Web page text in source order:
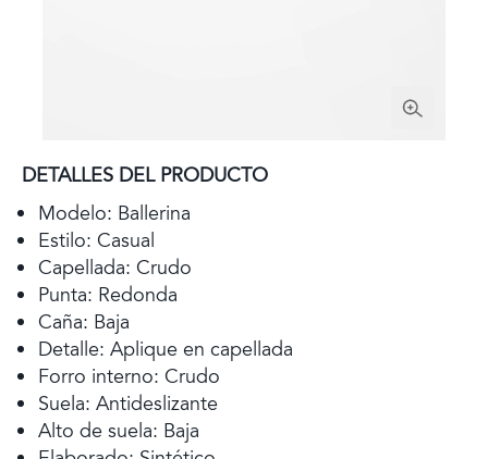
DETALLES DEL PRODUCTO
Modelo: Ballerina
Estilo: Casual
Capellada: Crudo
Punta: Redonda
Caña: Baja
Detalle: Aplique en capellada
Forro interno: Crudo
Suela: Antideslizante
Alto de suela: Baja